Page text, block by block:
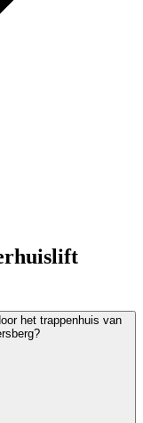
het trappenhuis van